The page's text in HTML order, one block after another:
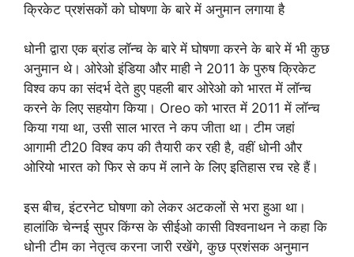
क्रिकेट प्रशंसकों को घोषणा के बारे में अनुमान लगाया है
धोनी द्वारा एक ब्रांड लॉन्च के बारे में घोषणा करने के बारे में भी कुछ
अनुमान थे। ओरेओ इंडिया और माही ने 2011 के पुरुष क्रिकेट
विश्व कप का संदर्भ देते हुए पहली बार ओरेओ को भारत में लॉन्च
करने के लिए सहयोग किया। Oreo को भारत में 2011 में लॉन्च
किया गया था, उसी साल भारत ने कप जीता था। टीम जहां
आगामी टी20 विश्व कप की तैयारी कर रही है, वहीं धोनी और
ओरियो भारत को फिर से कप में लाने के लिए इतिहास रच रहे हैं।
इस बीच, इंटरनेट घोषणा को लेकर अटकलों से भरा हुआ था।
हालांकि चेन्नई सुपर किंग्स के सीईओ कासी विश्वनाथन ने कहा कि
धोनी टीम का नेतृत्व करना जारी रखेंगे, कुछ प्रशंसक अनुमान